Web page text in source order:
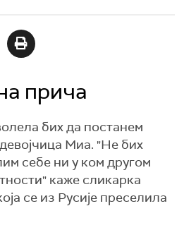
прича
бих да постанем
Миа. "Не бих
себе ни у ком другом
каже сликарка
се из Русије преселила